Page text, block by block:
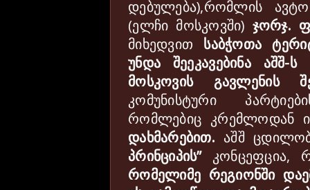
დებულება),რომლის
(ელჩი მოსკოვში) ჯორჯ.
მიხედვით
საბჭოთა
უნდა
შეეკავებინა აშშ-ს
მოსკოვის
გავლენის
კომუნისტური
რომლებიც კრემლოდან
დახმარებით. აშშ
პრინციპის” კონცეფცია,
რომელიმე რეგიონში